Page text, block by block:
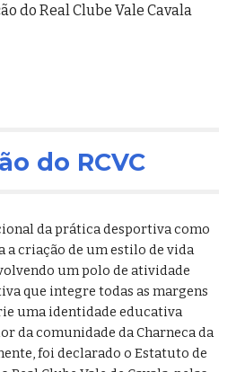
do Real Clube Vale Cavala
do RCVC
da prática desportiva como
a criação de um estilo de vida
um polo de atividade
que integre todas as margens
uma identidade educativa
da comunidade da Charneca da
foi declarado o Estatuto de